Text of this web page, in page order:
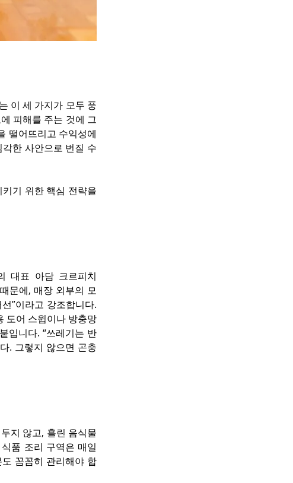
이 세 가지가 모두 풍
피해를 주는 것에 그
떨어뜨리고 수익성에
한 사안으로 번질 수
기 위한 핵심 전략을
대표 아담 크르피치
문에, 매장 외부의 모
”이라고 강조합니다.
도어 스윕이나 방충망
입니다. “쓰레기는 반
. 그렇지 않으면 곤충
지 않고, 흘린 음식물
품 조리 구역은 매일
꼼꼼히 관리해야 합